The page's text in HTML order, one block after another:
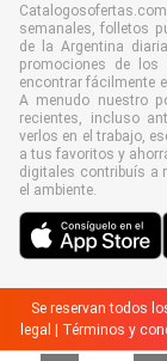
semanales, folletos
de la Argentina
promociones de
encontrar fácilmente
A menudo nuestro
recientes, incluso
verlos en el trabajo,
a tus favoritos y
digitales contribuís a
el ambiente.
Se reservan todos
legal | Términos y